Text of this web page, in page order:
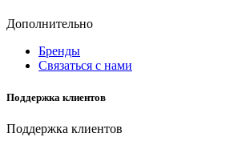
Дополнительно
Бренды
Связаться с нами
Поддержка клиентов
Поддержка клиентов